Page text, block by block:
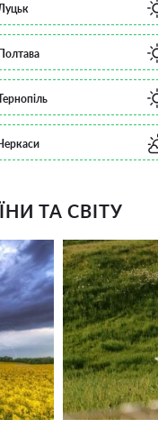
ТА СВІТУ